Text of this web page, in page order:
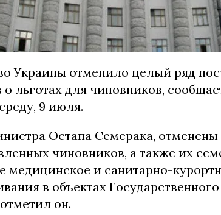
Украины отменило целый ряд
о льготах для чиновников,
9 июля.
Остапа Семерака,
чиновников, а также их
медицинское и санитарно-
в объектах
он.